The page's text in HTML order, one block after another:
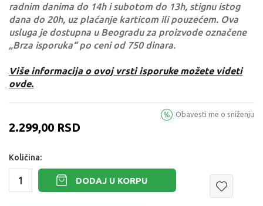
radnim danima do 14h i subotom do 13h, stignu istog
dana do 20h, uz plaćanje karticom ili pouzećem. Ova
usluga je dostupna u Beogradu za proizvode označene
„Brza isporuka“ po ceni od 750 dinara.
Više informacija o ovoj vrsti isporuke možete videti
ovde.
2.299,00 RSD
Obavesti me o sniženju
Količina:
DODAJ U KORPU